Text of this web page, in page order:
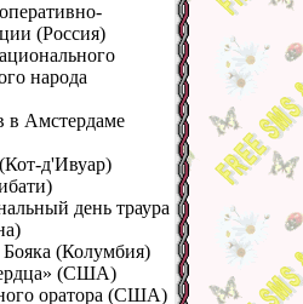
(Россия)
народа
в Амстердаме
д'Ивуар)
день траура
(Колумбия)
(США)
оратора (США)